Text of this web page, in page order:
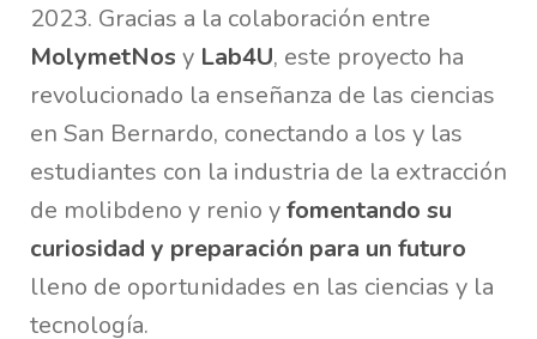
2023. Gracias a la colaboración entre
MolymetNos y Lab4U, este proyecto ha
revolucionado la enseñanza de las ciencias
en San Bernardo, conectando a los y las
estudiantes con la industria de la extracción
de molibdeno y renio yfomentando su
curiosidad y preparación para un futuro
lleno de oportunidades en las ciencias y la
tecnología.